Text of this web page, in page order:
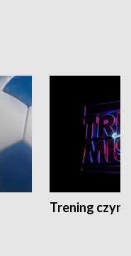
Trening czyni